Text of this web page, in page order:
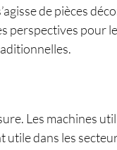
de pièces
perspectives pour
Les machines
dans les